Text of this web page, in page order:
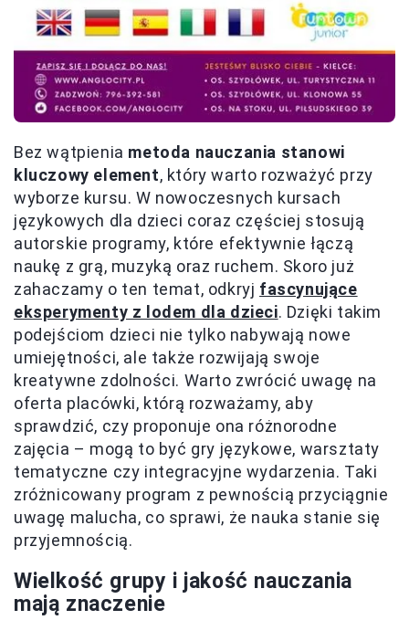
Bez wątpienia metoda nauczania stanowi
kluczowy element, który warto rozważyć przy
wyborze kursu. W nowoczesnych kursach
językowych dla dzieci coraz częściej stosują
autorskie programy, które efektywnie łączą
naukę z grą, muzyką oraz ruchem. Skoro już
zahaczamy o ten temat, odkryj fascynujące
eksperymenty z lodem dla dzieci. Dzięki takim
podejściom dzieci nie tylko nabywają nowe
umiejętności, ale także rozwijają swoje
kreatywne zdolności. Warto zwrócić uwagę na
oferta placówki, którą rozważamy, aby
sprawdzić, czy proponuje ona różnorodne
zajęcia – mogą to być gry językowe, warsztaty
tematyczne czy integracyjne wydarzenia. Taki
zróżnicowany program z pewnością przyciągnie
uwagę malucha, co sprawi, że nauka stanie się
przyjemnością.
Wielkość grupy i jakość nauczania
mają znaczenie